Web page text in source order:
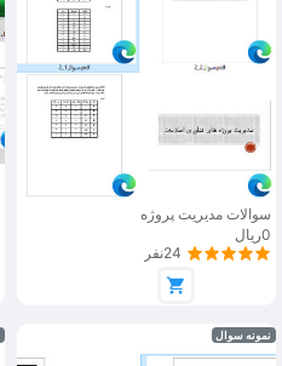
سوالات مدیریت پروژه
0ریال
24نفر
نمونه سوال